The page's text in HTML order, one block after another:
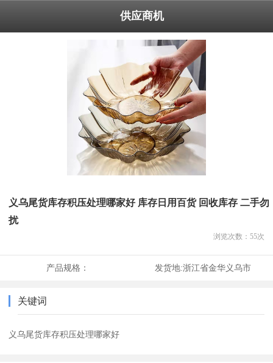
供应商机
义乌尾货库存积压处理哪家好 库存日用百货 回收库存 二手勿
扰
浏览次数： 55次
产品规格： 发货地:浙江省金华义乌市
关键词
义乌尾货库存积压处理哪家好